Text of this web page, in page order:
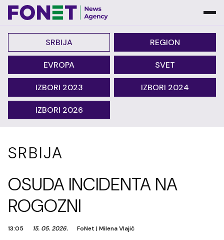
SRBIJA REGION
EVROPA SVET
IZBORI 2023 IZBORI 2024
IZBORI 2026
SRBIJA
OSUDA INCIDENTA NA
ROGOZNI
13:05 15. 05. 2026. FoNet |Milena Vlajić